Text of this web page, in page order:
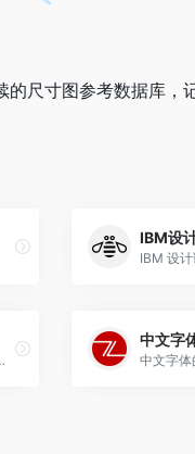
尺寸图参考数据库，
IBM设
打开稍慢） 中文字